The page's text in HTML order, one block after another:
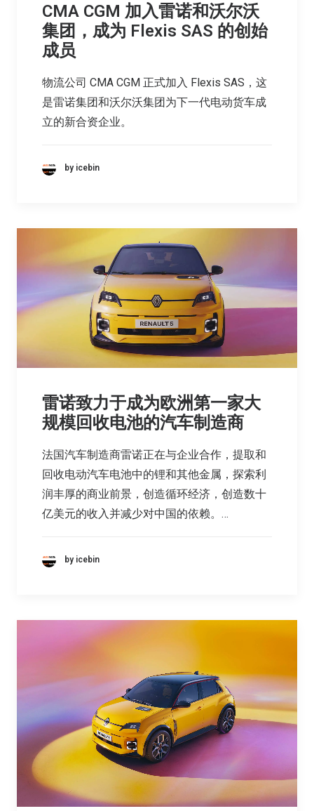
CMA CGM 加入雷诺和沃尔沃
集团，成为 Flexis SAS 的创始
成员
物流公司 CMA CGM 正式加入 Flexis SAS，这
是雷诺集团和沃尔沃集团为下一代电动货车成
立的新合资企业。
by icebin
雷诺致力于成为欧洲第一家大
规模回收电池的汽车制造商
法国汽车制造商雷诺正在与企业合作，提取和
回收电动汽车电池中的锂和其他金属，探索利
润丰厚的商业前景，创造循环经济，创造数十
亿美元的收入并减少对中国的依赖。…
by icebin